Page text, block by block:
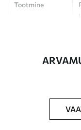
Tootmine